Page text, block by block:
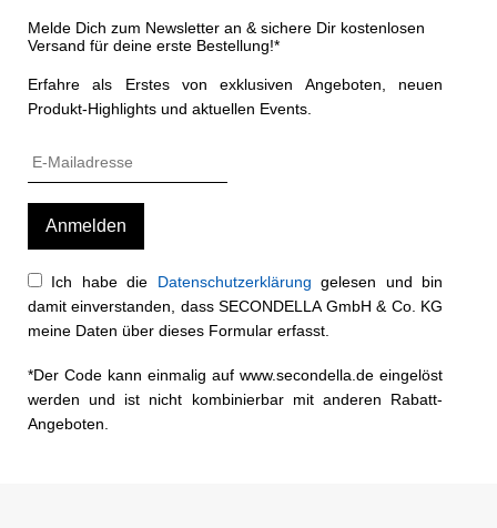
Melde Dich zum Newsletter an & sichere Dir kostenlosen
Versand für deine erste Bestellung!*
Erfahre als Erstes von exklusiven Angeboten, neuen
Produkt-Highlights und aktuellen Events.
Ich habe die Datenschutzerklärung gelesen und bin
damit einverstanden, dass SECONDELLA GmbH & Co. KG
meine Daten über dieses Formular erfasst.
*Der Code kann einmalig auf www.secondella.de eingelöst
werden und ist nicht kombinierbar mit anderen Rabatt-
Angeboten.